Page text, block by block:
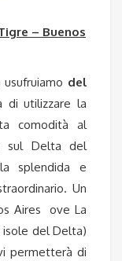
– Buenos
del
di utilizzare la
comodità al
sul Delta del
splendida e
Un
Aires ove La
isole del Delta)
permetterà di